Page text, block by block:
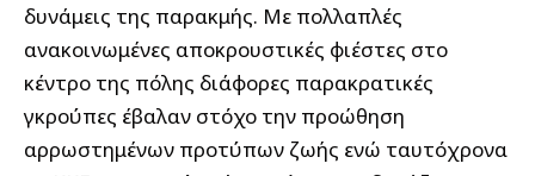
δυνάμεις της παρακμής. Με πολλαπλές
ανακοινωμένες αποκρουστικές φιέστες στο
κέντρο της πόλης διάφορες παρακρατικές
γκρούπες έβαλαν στόχο την προώθηση
αρρωστημένων προτύπων ζωής ενώ ταυτόχρονα